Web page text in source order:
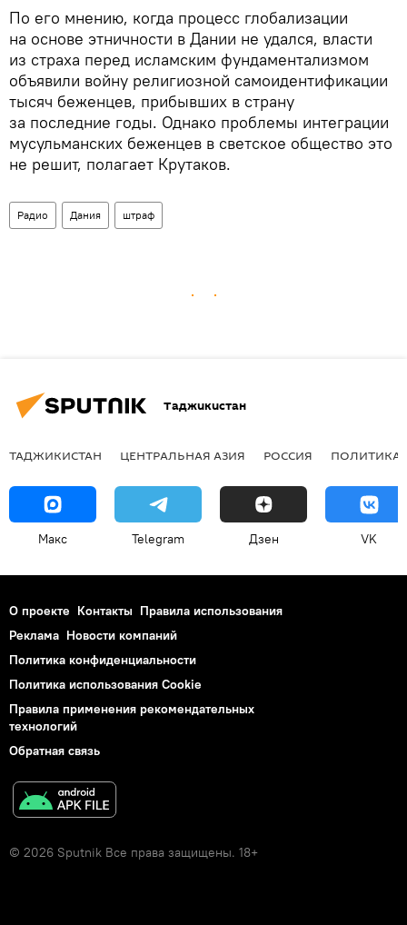
По его мнению, когда процесс глобализации
на основе этничности в Дании не удался, власти
из страха перед исламским фундаментализмом
объявили войну религиозной самоидентификации
тысяч беженцев, прибывших в страну
за последние годы. Однако проблемы интеграции
мусульманских беженцев в светское общество это
не решит, полагает Крутаков.
Радио Дания штраф
Таджикистан
ТАДЖИКИСТАН ЦЕНТРАЛЬНАЯ АЗИЯ РОССИЯ ПОЛИТИКА
Макс Telegram Дзен VK
О проекте Контакты Правила использования
Реклама Новости компаний
Политика конфиденциальности
Политика использования Cookie
Правила применения рекомендательных
технологий
Обратная связь
© 2026 Sputnik Все права защищены. 18+